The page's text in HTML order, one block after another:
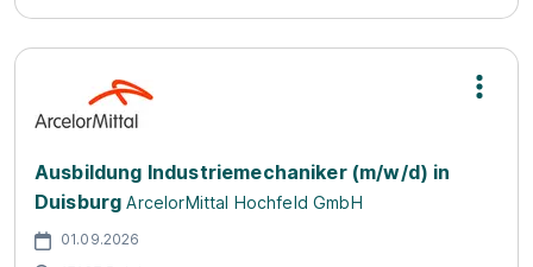
Ausbildung Industriemechaniker (m/w/d) in
Duisburg ArcelorMittal Hochfeld GmbH
01.09.2026